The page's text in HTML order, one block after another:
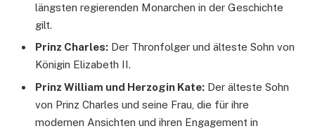
längsten regierenden Monarchen in der Geschichte
gilt.
Prinz Charles: Der Thronfolger und älteste Sohn von
Königin Elizabeth II.
Prinz William und Herzogin Kate: Der älteste Sohn
von Prinz Charles und seine Frau, die für ihre
modernen Ansichten und ihren Engagement in